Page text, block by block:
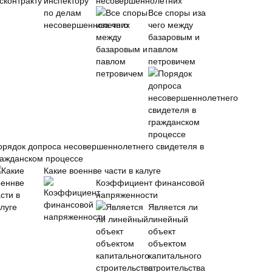
Все споры иза
чего между
базаровым и
павлом
петровичем
допроса несовершеннолетнего свидетеля в
процессе
Какие военнве части в калуге
Коэффициент финансовой
напряженности
Является ли
линейный
объект
объектом
капитального
строительства